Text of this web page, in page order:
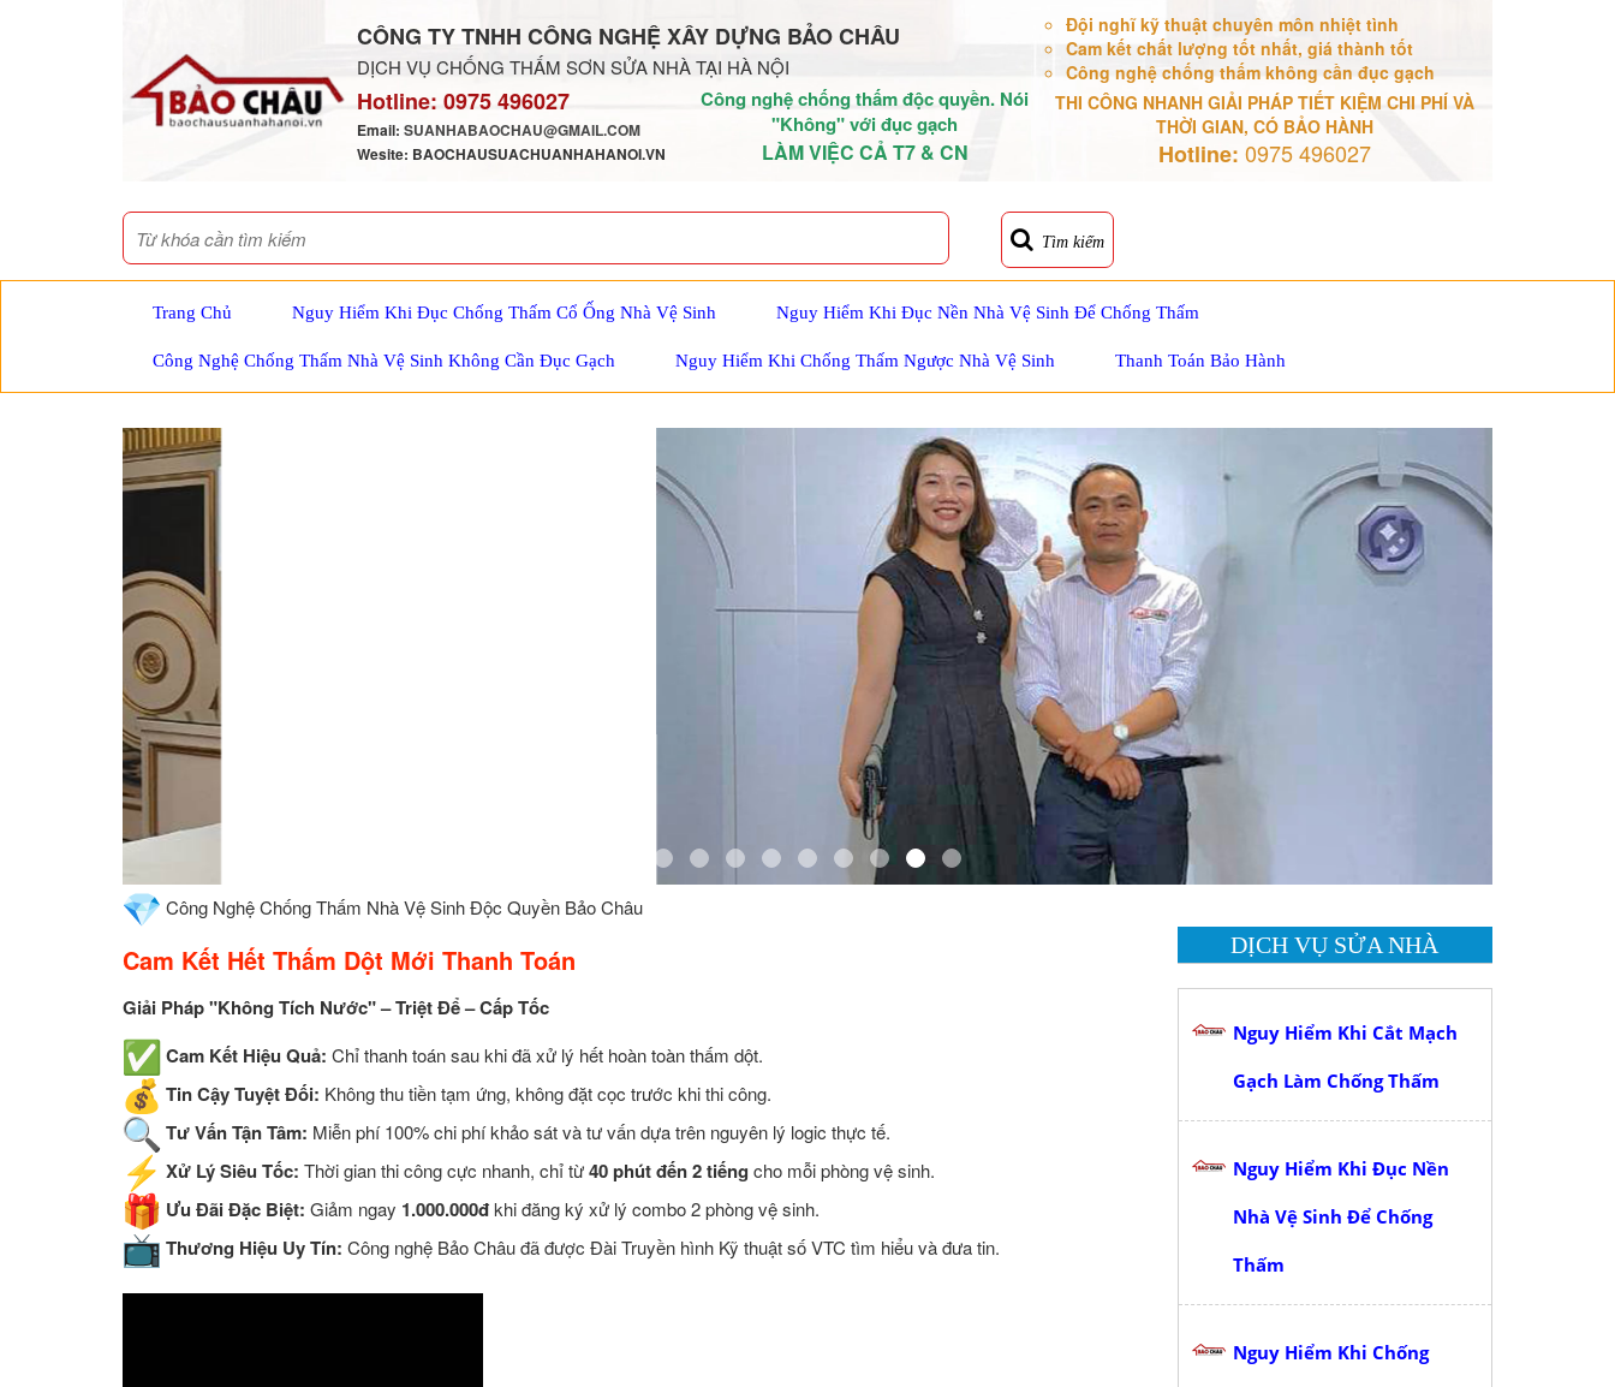
CÔNG TY TNHH CÔNG NGHỆ XÂY DỰNG BẢO CHÂU
DỊCH VỤ CHỐNG THẤM SƠN SỬA NHÀ TẠI HÀ NỘI
Hotline: 0975 496027
Email: SUANHABAOCHAU@GMAIL.COM
Wesite: BAOCHAUSUACHUANHAHANOI.VN
Công nghệ chống thấm độc quyền. Nói
"Không" với đục gạch
LÀM VIỆC CẢ T7 & CN
Đội nghĩ kỹ thuật chuyên môn nhiệt tình
Cam kết chất lượng tốt nhất, giá thành tốt
Công nghệ chống thấm không cần đục gạch
THI CÔNG NHANH GIẢI PHÁP TIẾT KIỆM CHI PHÍ VÀ
THỜI GIAN, CÓ BẢO HÀNH
Hotline: 0975 496027
Tìm kiếm
Trang Chủ Nguy Hiểm Khi Đục Chống Thấm Cổ Ống Nhà Vệ Sinh Nguy Hiểm Khi Đục Nền Nhà Vệ Sinh Để Chống Thấm
Công Nghệ Chống Thấm Nhà Vệ Sinh Không Cần Đục Gạch Nguy Hiểm Khi Chống Thấm Ngược Nhà Vệ Sinh Thanh Toán Bảo Hành
Công Nghệ Chống Thấm Nhà Vệ Sinh Độc Quyền Bảo Châu
Cam Kết Hết Thấm Dột Mới Thanh Toán
Giải Pháp "Không Tích Nước" – Triệt Để – Cấp Tốc
Cam Kết Hiệu Quả: Chỉ thanh toán sau khi đã xử lý hết hoàn toàn thấm dột.
Tin Cậy Tuyệt Đối: Không thu tiền tạm ứng, không đặt cọc trước khi thi công.
Tư Vấn Tận Tâm: Miễn phí 100% chi phí khảo sát và tư vấn dựa trên nguyên lý logic thực tế.
Xử Lý Siêu Tốc: Thời gian thi công cực nhanh, chỉ từ40 phút đến 2 tiếng cho mỗi phòng vệ sinh.
Ưu Đãi Đặc Biệt: Giảm ngay 1.000.000đkhi đăng ký xử lý combo 2 phòng vệ sinh.
Thương Hiệu Uy Tín: Công nghệ Bảo Châu đã được Đài Truyền hình Kỹ thuật số VTC tìm hiểu và đưa tin.
DỊCH VỤ SỬA NHÀ
Nguy Hiểm Khi Cắt Mạch
Gạch Làm Chống Thấm
Nguy Hiểm Khi Đục Nền
Nhà Vệ Sinh Để Chống
Thấm
Nguy Hiểm Khi Chống